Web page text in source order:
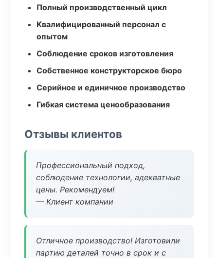
Полный производственный цикл
Квалифицированный персонал с
опытом
Соблюдение сроков изготовления
Собственное конструкторское бюро
Серийное и единичное производство
Гибкая система ценообразования
Отзывы клиентов
Профессиональный подход,
соблюдение технологии, адекватные
цены. Рекомендуем!
— Клиент компании
Отличное производство! Изготовили
партию деталей точно в срок и с